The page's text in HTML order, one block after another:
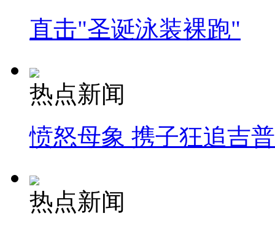
直击"圣诞泳装裸跑"
热点新闻
愤怒母象 携子狂追吉
热点新闻